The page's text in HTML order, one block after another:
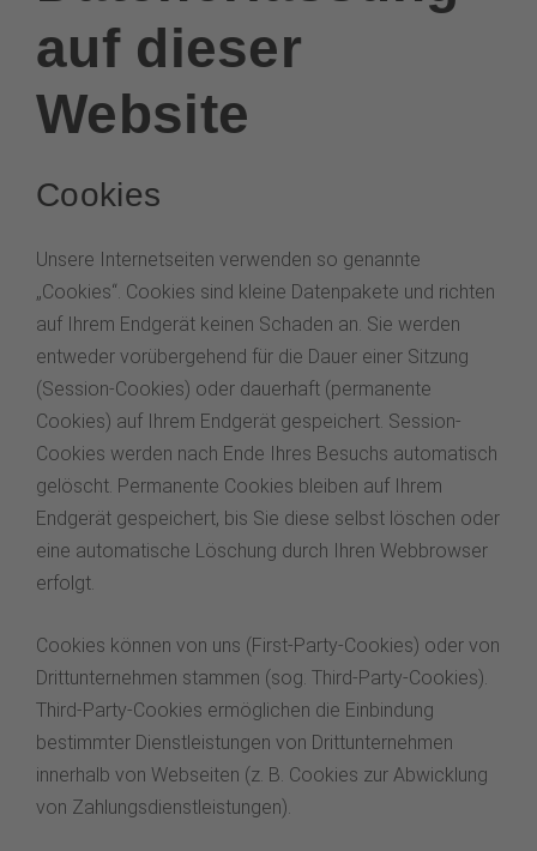
auf dieser
Website
Cookies
Unsere Internetseiten verwenden so genannte
„Cookies“. Cookies sind kleine Datenpakete und richten
auf Ihrem Endgerät keinen Schaden an. Sie werden
entweder vorübergehend für die Dauer einer Sitzung
(Session-Cookies) oder dauerhaft (permanente
Cookies) auf Ihrem Endgerät gespeichert. Session-
Cookies werden nach Ende Ihres Besuchs automatisch
gelöscht. Permanente Cookies bleiben auf Ihrem
Endgerät gespeichert, bis Sie diese selbst löschen oder
eine automatische Löschung durch Ihren Webbrowser
erfolgt.
Cookies können von uns (First-Party-Cookies) oder von
Drittunternehmen stammen (sog. Third-Party-Cookies).
Third-Party-Cookies ermöglichen die Einbindung
bestimmter Dienstleistungen von Drittunternehmen
innerhalb von Webseiten (z. B. Cookies zur Abwicklung
von Zahlungsdienstleistungen).